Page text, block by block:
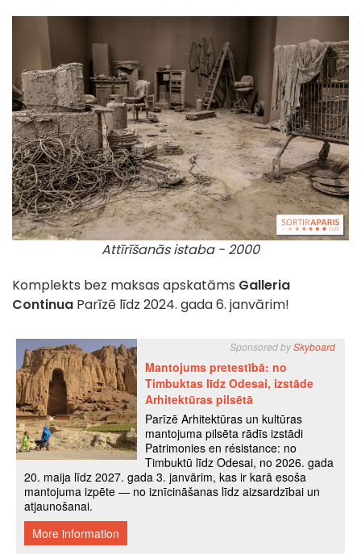
Attīrīšanās istaba - 2000
Komplekts bez maksas apskatāms Galleria
Continua Parīzē līdz 2024. gada 6. janvārim!